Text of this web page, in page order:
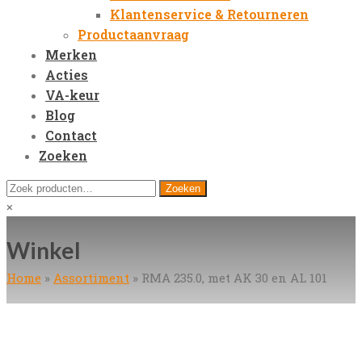
Klantenservice & Retourneren
Productaanvraag
Merken
Acties
VA-keur
Blog
Contact
Zoeken
Open
Mobile
Zoeken
naar:
Zoeken
×
Winkel
Home » Assortiment » RMA 235.0, met AK 30 en AL 101